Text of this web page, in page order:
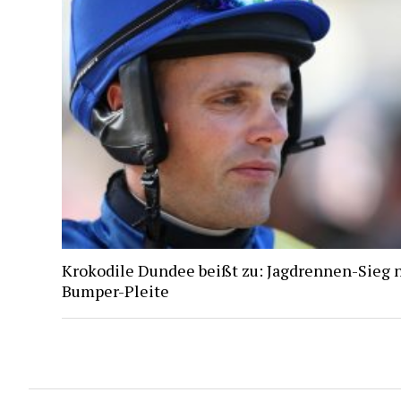
Krokodile Dundee beißt zu: Jagdrennen-Sieg
Bumper-Pleite